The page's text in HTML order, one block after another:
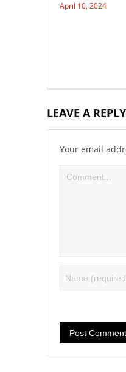
April 10, 2024
LEAVE A REPLY
Your email